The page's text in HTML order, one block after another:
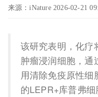
来源：iNature 2026-02-21
该研究表明，化疗
肿瘤浸润细胞，
用清除免疫原性
的LEPR+库普弗